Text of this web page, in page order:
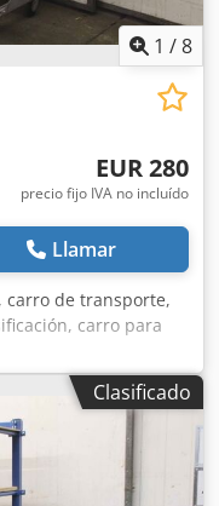
1 /8
EUR 280
precio fijo IVA no incluído
Llamar
carro de transporte,
carro para
-Ancho: 1700 mm
Dsdped Sfkdsfx
por unidad -Clasificado